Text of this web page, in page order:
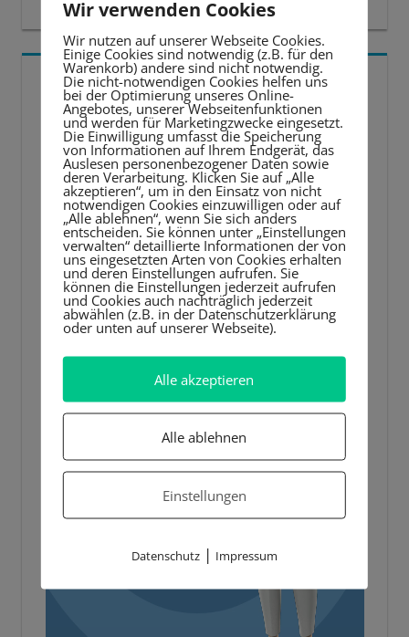
5 BESTE LERNTIPPS
Video-
Player
Wir verwenden Cookies
Wir nutzen auf unserer Webseite Cookies.
Einige Cookies sind notwendig (z.B. für den
Warenkorb) andere sind nicht notwendig.
Die nicht-notwendigen Cookies helfen uns
bei der Optimierung unseres Online-
Angebotes, unserer Webseitenfunktionen
und werden für Marketingzwecke eingesetzt.
Die Einwilligung umfasst die Speicherung
von Informationen auf Ihrem Endgerät, das
Auslesen personenbezogener Daten sowie
deren Verarbeitung. Klicken Sie auf „Alle
akzeptieren“, um in den Einsatz von nicht
notwendigen Cookies einzuwilligen oder auf
„Alle ablehnen“, wenn Sie sich anders
entscheiden. Sie können unter „Einstellungen
verwalten“ detaillierte Informationen der von
uns eingesetzten Arten von Cookies erhalten
und deren Einstellungen aufrufen. Sie
können die Einstellungen jederzeit aufrufen
und Cookies auch nachträglich jederzeit
abwählen (z.B. in der Datenschutzerklärung
oder unten auf unserer Webseite).
Alle akzeptieren
Alle ablehnen
Einstellungen
Datenschutz| Impressum